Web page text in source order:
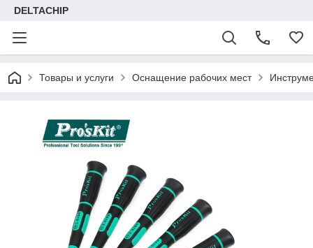
DELTACHIP
Товары и услуги Оснащение рабочих мест